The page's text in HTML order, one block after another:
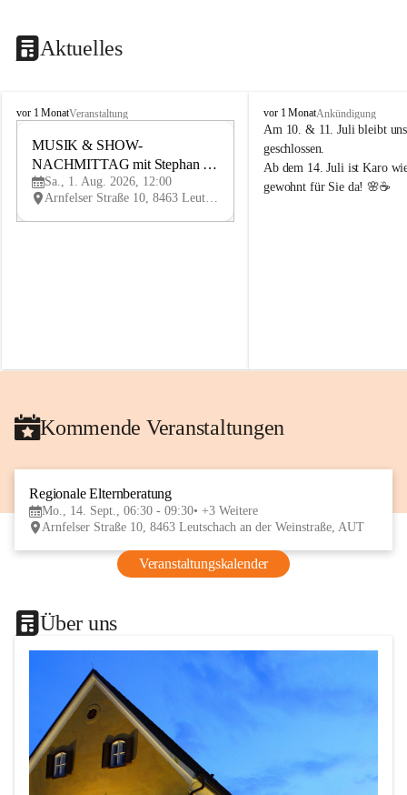
Aktuelles
K
vor 1 MonatVeranstaltung
AU
MUSIK & SHOW-
NACHMITTAG mit Stephan
Herzog
Sa., 1. Aug. 2026, 12:00
Arnfelser Straße 10, 8463 Leutschach an der Weinstraße, AUT
K
n
i
e
y
vor 1 MonatAnkündigung
Am 10. & 11. Juli bleibt
geschlossen.
Ab dem 14. Juli ist Karo
gewohnt für Sie da! 🌸☕
Kommende Veranstaltungen
Regionale Elternberatung
Mo., 14. Sept., 06:30 - 09:30 +3 Weitere
Arnfelser Straße 10, 8463 Leutschach an der Weinstraße, AUT
Veranstaltungskalender
Über uns